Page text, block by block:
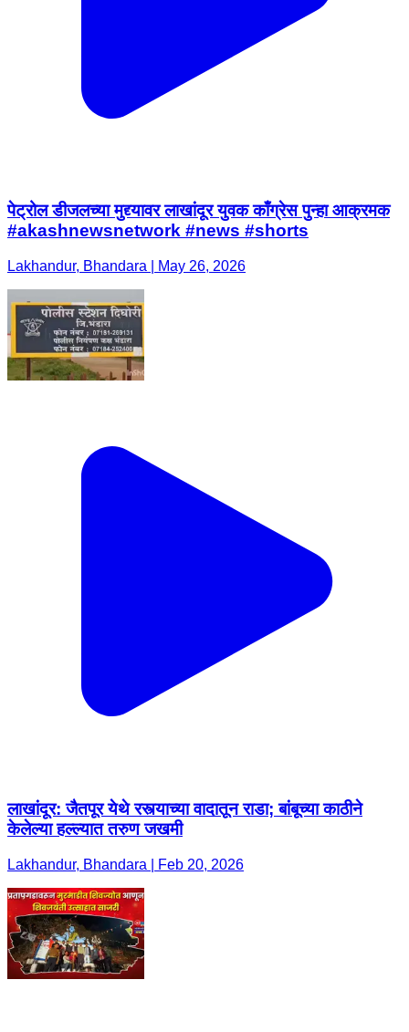
पेट्रोल डीजलच्या मुद्द्यावर लाखांदूर युवक काँग्रेस पुन्हा आक्रमक
#akashnewsnetwork #news #shorts
Lakhandur, Bhandara | May 26, 2026
लाखांदूर: जैतपूर येथे रस्त्याच्या वादातून राडा; बांबूच्या काठीने
केलेल्या हल्ल्यात तरुण जखमी
Lakhandur, Bhandara | Feb 20, 2026